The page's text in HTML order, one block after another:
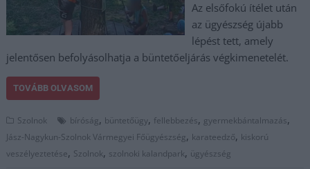
Az elsőfokú ítélet után
az ügyészség újabb
lépést tett, amely
jelentősen befolyásolhatja a büntetőeljárás végkimenetelét.
TOVÁBB OLVASOM
Szolnok bíróság, büntetőügy, fellebbezés, gyermekbántalmazás,
Jász-Nagykun-Szolnok Vármegyei Főügyészség, karateedző, kiskorú
veszélyeztetése, Szolnok, szolnoki kalandpark, ügyészség